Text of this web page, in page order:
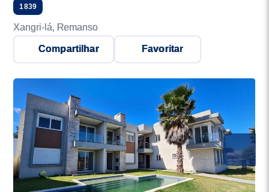
1839
Xangri-lá, Remanso
Compartilhar Favoritar